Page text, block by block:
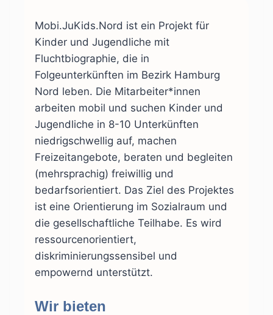
Mobi.JuKids.Nord ist ein Projekt für
Kinder und Jugendliche mit
Fluchtbiographie, die in
Folgeunterkünften im Bezirk Hamburg
Nord leben. Die Mitarbeiter*innen
arbeiten mobil und suchen Kinder und
Jugendliche in 8-10 Unterkünften
niedrigschwellig auf, machen
Freizeitangebote, beraten und begleiten
(mehrsprachig) freiwillig und
bedarfsorientiert. Das Ziel des Projektes
ist eine Orientierung im Sozialraum und
die gesellschaftliche Teilhabe. Es wird
ressourcenorientiert,
diskriminierungssensibel und
empowernd unterstützt.
Wir bieten